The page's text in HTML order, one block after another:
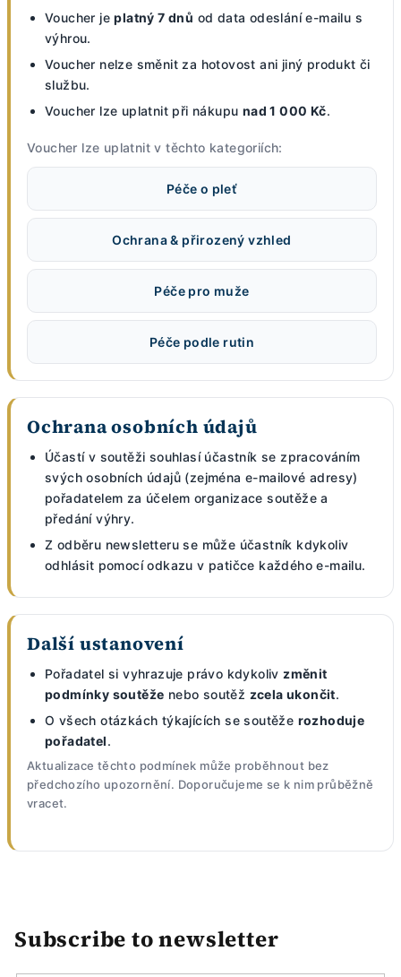
Voucher jeplatný 7 dnů od data odeslání e-mailu s
výhrou.
Voucher nelze směnit za hotovost ani jiný produkt či
službu.
Voucher lze uplatnit při nákupu nad 1 000 Kč.
Voucher lze uplatnit v těchto kategoriích:
Péče o pleť
Ochrana & přirozený vzhled
Péče pro muže
Péče podle rutin
Ochrana osobních údajů
Účastí v soutěži souhlasí účastník se zpracováním
svých osobních údajů (zejména e-mailové adresy)
pořadatelem za účelem organizace soutěže a
předání výhry.
Z odběru newsletteru se může účastník kdykoliv
odhlásit pomocí odkazu v patičce každého e-mailu.
Další ustanovení
Pořadatel si vyhrazuje právo kdykoliv změnit
podmínky soutěže nebo soutěž zcela ukončit.
O všech otázkách týkajících se soutěže rozhoduje
pořadatel.
Aktualizace těchto podmínek může proběhnout bez
předchozího upozornění. Doporučujeme se k nim průběžně
vracet.
Subscribe to newsletter